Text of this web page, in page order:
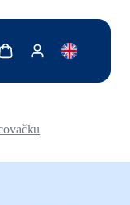
for reader
košík
Zobrazit můj účet